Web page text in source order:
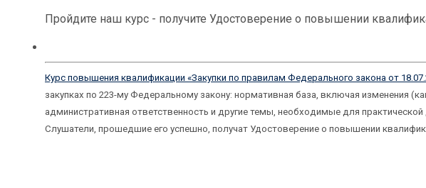
Пройдите наш курс - получите Удостоверение о повышении
Курс повышения квалификации «Закупки по правилам Федерального закона от
закупках по 223-му Федеральному закону: нормативная база, включая изменения
административная ответственность и другие темы, необходимые для
Слушатели, прошедшие его успешно, получат Удостоверение о повышении